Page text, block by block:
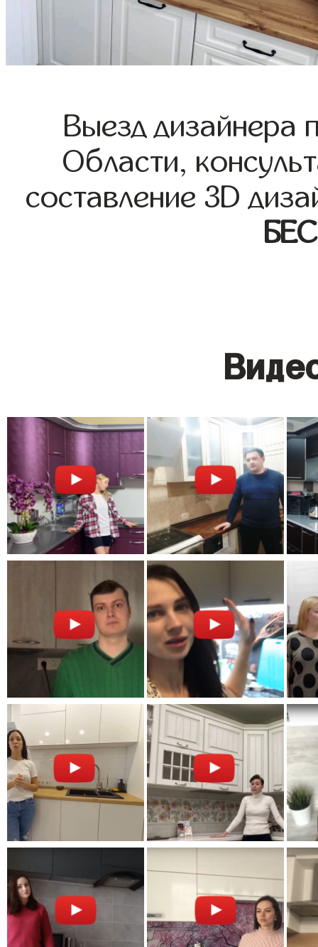
Выезд дизайнера
Области,
составление 3D